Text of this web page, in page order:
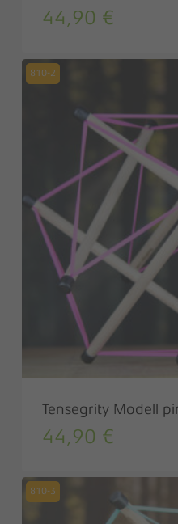
44,90 €
810-2
Tensegrity Modell
44,90 €
810-3